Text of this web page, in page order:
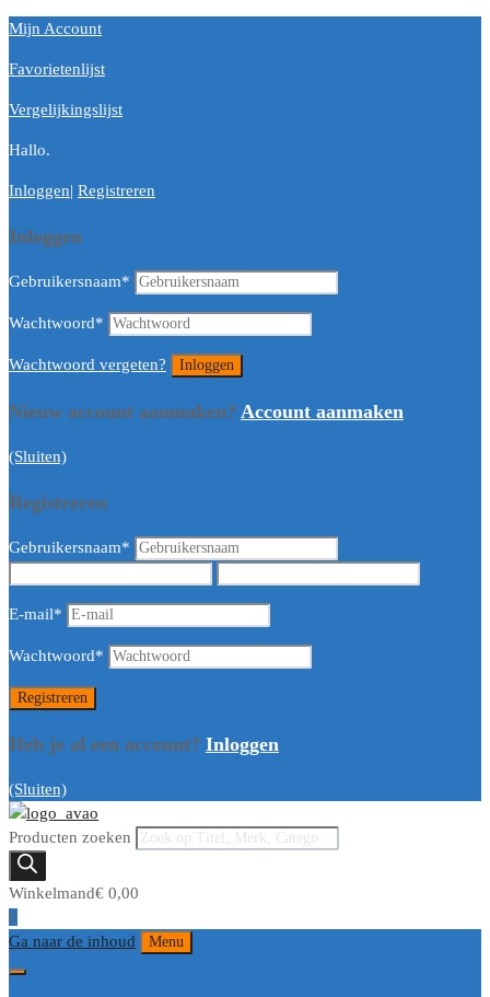
Mijn Account
Favorietenlijst
Vergelijkingslijst
Hallo.
Inloggen| Registreren
Inloggen
Gebruikersnaam*
Wachtwoord*
Wachtwoord vergeten?
Nieuw account aanmaken? Account aanmaken
(Sluiten)
Registreren
Gebruikersnaam*
E-mail*
Wachtwoord*
Heb je al een account? Inloggen
(Sluiten)
Producten zoeken
Winkelmand€ 0,00
0
Ga naar de inhoud
Menu